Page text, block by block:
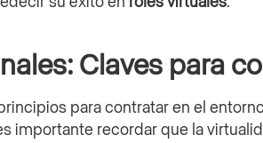
Claves para
para contratar en el
importante recordar que la